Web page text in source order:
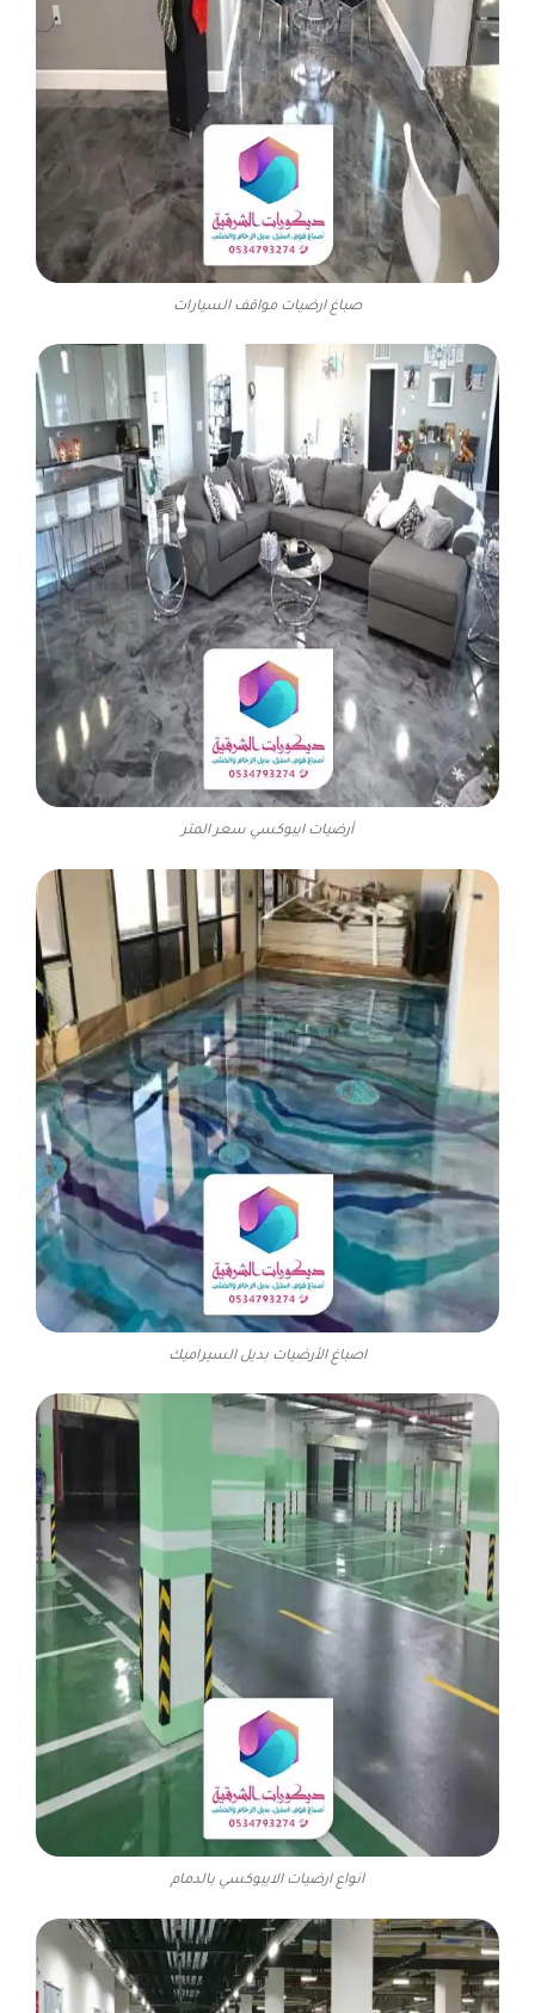
صباغ ارضيات مواقف السيارات
أرضيات ايبوكسي سعر المتر
اصباغ الأرضيات بديل السيراميك
انواع ارضيات الايبوكسي بالدمام